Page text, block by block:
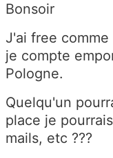
Bonsoir
J'ai free
je compte
Pologne.
Quelqu'un
place je
mails, etc ???